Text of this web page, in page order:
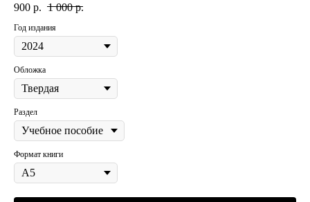
900 р. 1 000 р.
Год издания
Обложка
Раздел
Формат книги